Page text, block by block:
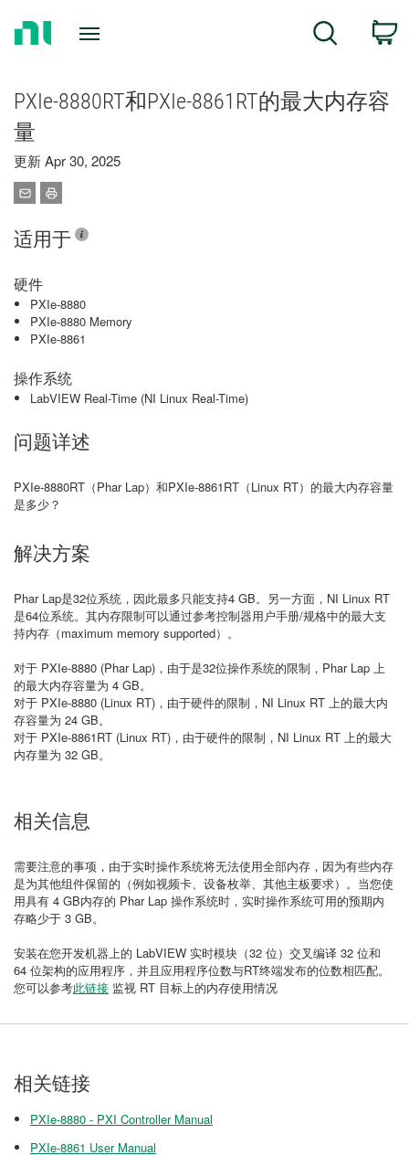
Search
PXIe-8880RT和PXIe-8861RT的最大内存容
量
更新 Apr 30, 2025
适用于
硬件
PXIe-8880
PXIe-8880 Memory
PXIe-8861
操作系统
LabVIEW Real-Time (NI Linux Real-Time)
问题详述
PXIe-8880RT（Phar Lap）和PXIe-8861RT（Linux RT）的最大内存容量
是多少？
解决方案
Phar Lap是32位系统，因此最多只能支持4 GB。另一方面，NI Linux RT
是64位系统。其内存限制可以通过参考控制器用户手册/规格中的最大支
持内存（maximum memory supported）。
对于 PXIe-8880 (Phar Lap)，由于是32位操作系统的限制，Phar Lap 上
的最大内存容量为 4 GB。
对于 PXIe-8880 (Linux RT)，由于硬件的限制，NI Linux RT 上的最大内
存容量为 24 GB。
对于 PXIe-8861RT (Linux RT)，由于硬件的限制，NI Linux RT 上的最大
内存量为 32 GB。
相关信息
需要注意的事项，由于实时操作系统将无法使用全部内存，因为有些内存
是为其他组件保留的（例如视频卡、设备枚举、其他主板要求）。当您使
用具有 4 GB内存的 Phar Lap 操作系统时，实时操作系统可用的预期内
存略少于 3 GB。
安装在您开发机器上的 LabVIEW 实时模块（32 位）交叉编译 32 位和
64 位架构的应用程序，并且应用程序位数与RT终端发布的位数相匹配。
您可以参考此链接 监视 RT 目标上的内存使用情况
相关链接
PXIe-8880 - PXI Controller Manual
PXIe-8861 User Manual